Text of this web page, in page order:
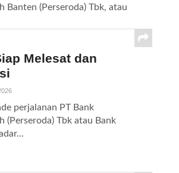
Banten (Perseroda) Tbk, atau
Melesat dan
perjalanan PT Bank
(Perseroda) Tbk atau Bank